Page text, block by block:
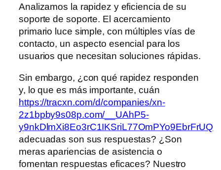
Analizamos la rapidez y eficiencia de su
soporte de soporte. El acercamiento
primario luce simple, con múltiples vías de
contacto, un aspecto esencial para los
usuarios que necesitan soluciones rápidas.
Sin embargo, ¿con qué rapidez responden
y, lo que es más importante, cuán
https://tracxn.com/d/companies/xn-
2z1bpby9s08p.com/__UAhP5-
y9nkDlmXi8Eo3rC1IKSriL77OmPYo9EbrFrUQ
adecuadas son sus respuestas? ¿Son
meras apariencias de asistencia o
fomentan respuestas eficaces? Nuestro